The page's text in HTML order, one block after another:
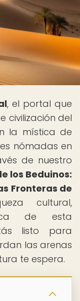
, el portal que
civilización del
la mística de
nómadas en
de nuestro
los Beduinos:
Fronteras de
cultural,
de esta
listo para
las arenas
te espera.